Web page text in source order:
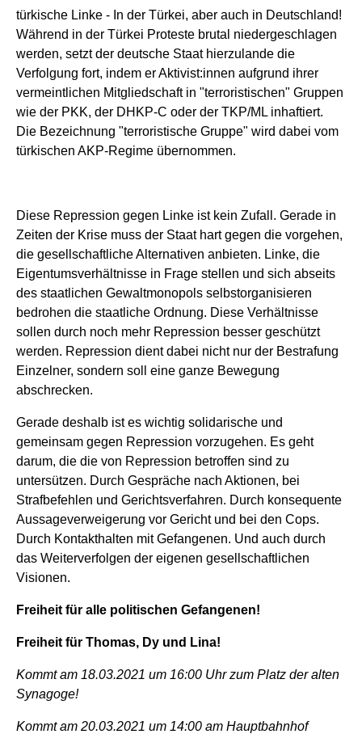
türkische Linke - In der Türkei, aber auch in Deutschland!
Während in der Türkei Proteste brutal niedergeschlagen
werden, setztder deutsche Staat hierzulande die
Verfolgung fort, indem er Aktivist:innen aufgrund ihrer
vermeintlichen Mitgliedschaft in "terroristischen" Gruppen
wie der PKK, der DHKP-C oder der TKP/ML inhaftiert.
Die Bezeichnung "terroristische Gruppe" wird dabei vom
türkischen AKP-Regime übernommen.
Diese Repression gegen Linke ist kein Zufall. Gerade in
Zeiten der Krise muss der Staat hart gegen die vorgehen,
die gesellschaftlicheAlternativen anbieten. Linke, die
Eigentumsverhältnisse in Frage stellen und sich abseits
des staatlichen Gewaltmonopols selbstorganisieren
bedrohen die staatliche Ordnung. Diese Verhältnisse
sollen durch noch mehr Repression besser geschützt
werden. Repression dient dabei nicht nur der Bestrafung
Einzelner, sondern soll eine ganze Bewegung
abschrecken.
Gerade deshalb ist es wichtig solidarische und
gemeinsam gegen Repression vorzugehen. Es geht
darum, die die von Repression betroffen sind zu
untersützen. Durch Gespräche nach Aktionen, bei
Strafbefehlen und Gerichtsverfahren. Durch konsequente
Aussageverweigerung vor Gericht und bei den Cops.
Durch Kontakthalten mit Gefangenen. Und auch durch
das Weiterverfolgen der eigenen gesellschaftlichen
Visionen.
Freiheit für alle politischen Gefangenen!
Freiheit für Thomas, Dy und Lina!
Kommt am 18.03.2021 um 16:00 Uhr zum Platz der alten
Synagoge!
Kommt am 20.03.2021 um 14:00 am Hauptbahnhof